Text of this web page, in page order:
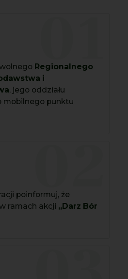
Regionalnego
i
, jego oddziału
mobilnego punktu
poinformuj, że
ramach akcji „Darz Bór